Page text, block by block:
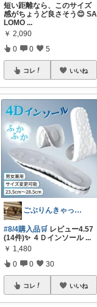
短い距離なら、このサイズ
感がちょうど良さそう😊 SA
LOMO ...
￥ 2,090
0 0 5
コレ いいね
ごぶりんきゃっと@感謝(*≧▽≦*)ゞ
#8/4購入品🛒 レビュー4.57
(14件)✨ ４Ｄインソール ...
￥ 1,480
0 0 30
コレ いいね